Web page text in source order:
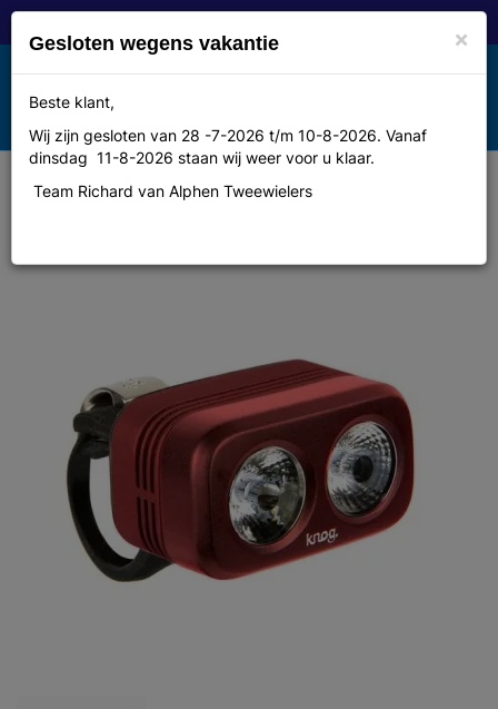
Toggle
navigation
MENU
Knog Blinder Road 250 - Ruby -
×
Gesloten wegens vakantie
Beste klant,
Wij zijn gesloten van 28 -7-2026 t/m 10-8-2026. Vanaf
dinsdag 11-8-2026 staan wij weer voor u klaar.
Team Richard van Alphen Tweewielers